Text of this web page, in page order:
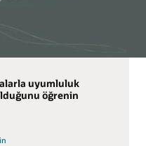
uyumluluk
öğrenin